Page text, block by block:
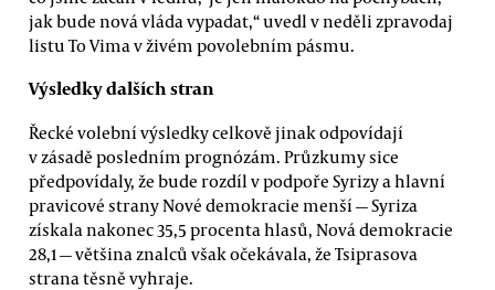
jak bude nová vláda vypadat,“ uvedl v neděli zpravodaj
listu To Vima v živém povolebním pásmu.
Výsledky dalších stran
Řecké volební výsledky celkově jinak odpovídají
v zásadě posledním prognózám. Průzkumy sice
předpovídaly, že bude rozdíl v podpoře Syrizy a hlavní
pravicové strany Nové demokracie menší — Syriza
získala nakonec 35,5 procenta hlasů, Nová demokracie
28,1 — většina znalců však očekávala, že Tsiprasova
strana těsně vyhraje.